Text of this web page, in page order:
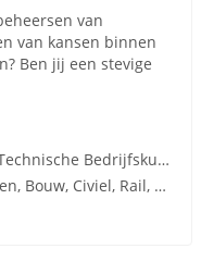
van
van kansen binnen
Ben jij een stevige
Bouwkunde, Civiele Techniek, Technische Bedrijfskunde, Bedrijfskunde, Infrastructuur, Infra, Techniek
Wegenbouw, Installatiebedrijven, Bouw, Civiel, Rail, Infrastructuren